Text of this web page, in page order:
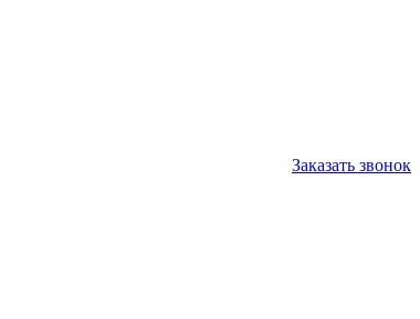
Заказать звонок